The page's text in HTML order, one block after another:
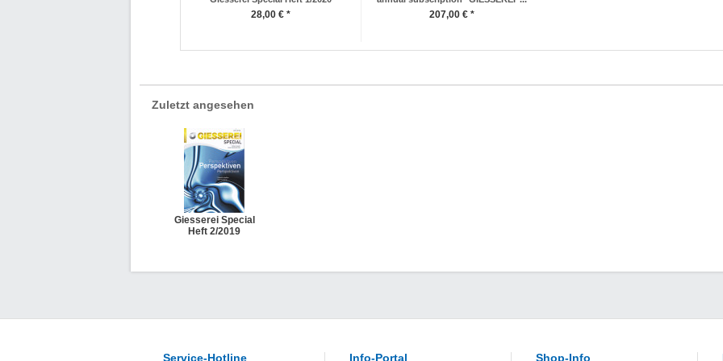
28,00 € * 207,00 € *
Zuletzt angesehen
Giesserei Special
Heft 2/2019
Service-Hotline Info-Portal Shop-Info